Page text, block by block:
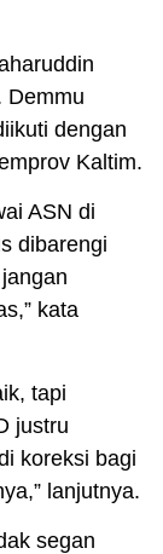
Demmu
dengan
Kaltim.
ASN di
dibarengi
kata
tapi
justru
koreksi bagi
lanjutnya.
segan